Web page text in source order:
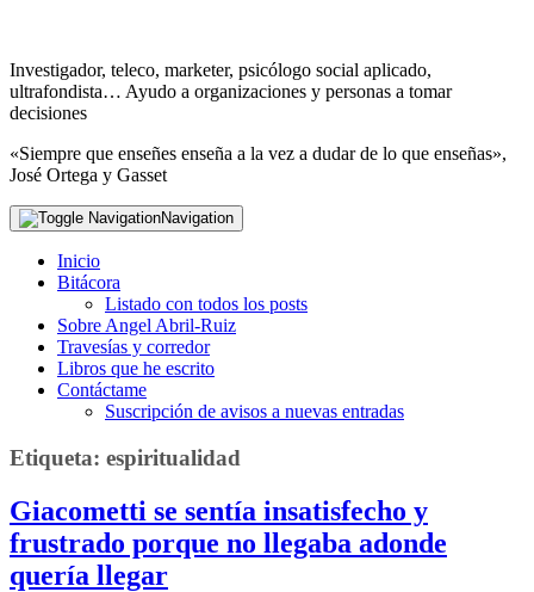
Investigador, teleco, marketer, psicólogo social aplicado,
ultrafondista… Ayudo a organizaciones y personas a tomar
decisiones
«Siempre que enseñes enseña a la vez a dudar de lo que enseñas»,
José Ortega y Gasset
Navigation
Inicio
Bitácora
Listado con todos los posts
Sobre Angel Abril-Ruiz
Travesías y corredor
Libros que he escrito
Contáctame
Suscripción de avisos a nuevas entradas
Etiqueta: espiritualidad
Giacometti se sentía insatisfecho y
frustrado porque no llegaba adonde
quería llegar